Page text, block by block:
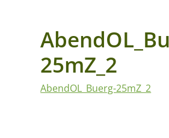
25mZ_2
AbendOL_Buerg-25mZ_2